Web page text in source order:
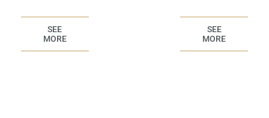
SEE
MORE
SEE
MORE